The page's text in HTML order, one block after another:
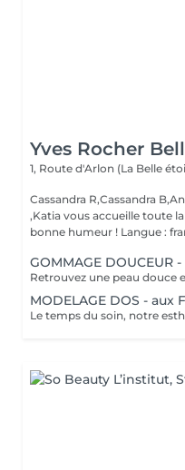
Yves Rocher
1, Route d'Arlon (La Belle
Cassandra R,Cassandra
,Katia vous accueille toute
bonne humeur !
GOMMAGE DOUCEUR
MODELAGE DOS -